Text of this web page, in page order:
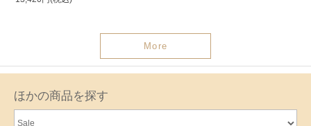
More
ほかの商品を探す